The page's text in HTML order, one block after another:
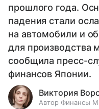
прошлого года.
падения стали
на автомобили и
для производства
сообщила пресс-
финансов Японии.
Виктория
Автор Финансы